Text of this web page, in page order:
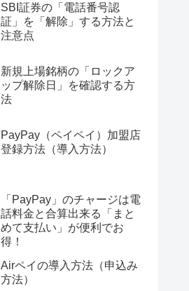
SBI証券の「電話番号認
証」を「解除」する方法と
注意点
新規上場銘柄の「ロックア
ップ解除日」を確認する方
法
PayPay（ペイペイ）加盟店
登録方法（導入方法）
「PayPay」のチャージは電
話料金と合算出来る「まと
めて支払い」が便利でお
得！
Airペイの導入方法（申込み
方法）